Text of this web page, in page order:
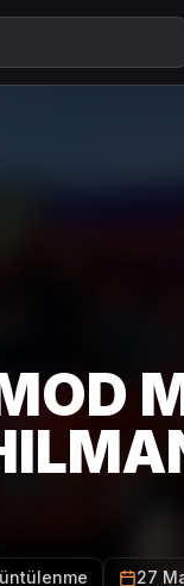
27